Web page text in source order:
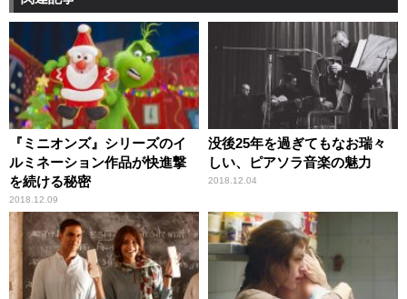
『ミニオンズ』シリーズのイ
ルミネーション作品が快進撃
を続ける秘密
2018.12.09
没後25年を過ぎてもなお瑞々
しい、ピアソラ音楽の魅力
2018.12.04